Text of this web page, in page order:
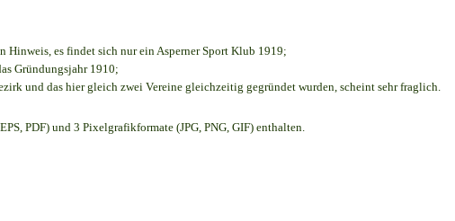
Hinweis, es findet sich nur ein Asperner Sport Klub 1919;
Gründungsjahr 1910;
und das hier gleich zwei Vereine gleichzeitig gegründet wurden, scheint sehr fraglich.
PDF) und 3 Pixelgrafikformate (JPG, PNG, GIF) enthalten.